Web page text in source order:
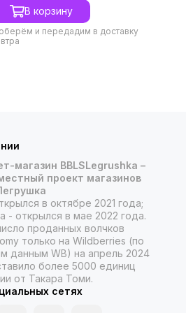
В корзину
и передадим в доставку
магазин BBLSLegrushka –
проект магазинов
в октябре 2021 года;
- открылся в мае 2022 года.
проданных волчков
только на Wildberries (по
данным WB) на апрель 2024
более 5000 единиц
от Такара Томи.
сетях